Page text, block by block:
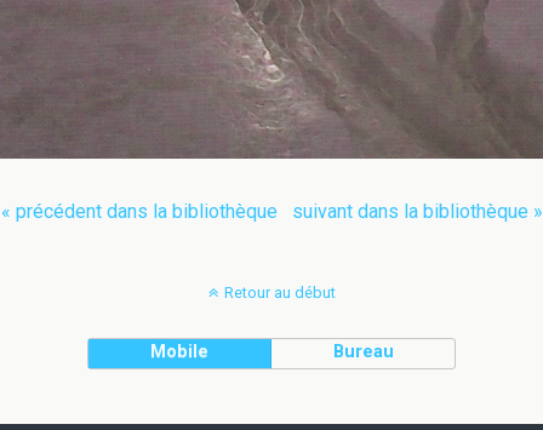
« précédent dans la bibliothèque suivant dans la bibliothèque »
Retour au début
Mobile Bureau